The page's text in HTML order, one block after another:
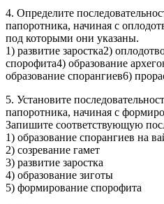
4. Определите
папоротника, начиная с
под которыми они указаны.
1) развитие заростка2)
спорофита4) образование
образование спорангиев6)
5. Установите
папоротника, начиная с
Запишите соответствующую
1) образование спорангиев на
2) созревание гамет
3) развитие заростка
4) образование зиготы
5) формирование спорофита